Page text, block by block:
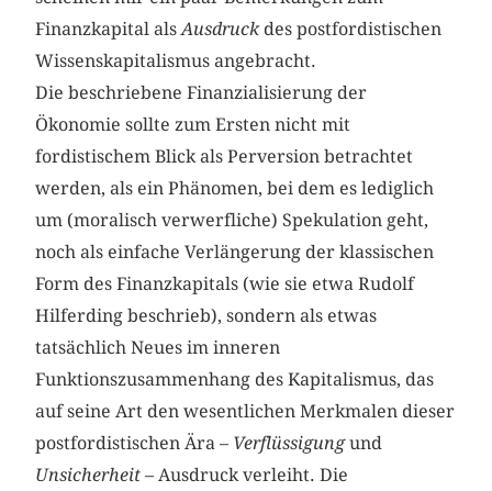
Finanzkapital alsAusdruckdes postfordistischen
Wissenskapitalismus angebracht.
Die beschriebene Finanzialisierung der
Ökonomie sollte zum Ersten nicht mit
fordistischem Blick als Perversion betrachtet
werden, als ein Phänomen, bei dem es lediglich
um (moralisch verwerfliche) Spekulation geht,
noch als einfache Verlängerung der klassischen
Form des Finanzkapitals (wie sie etwa Rudolf
Hilferding beschrieb), sondern als etwas
tatsächlich Neues im inneren
Funktionszusammenhang des Kapitalismus, das
auf seine Art den wesentlichen Merkmalen dieser
postfordistischen Ära – Verflüssigungund
Unsicherheit – Ausdruck verleiht. Die